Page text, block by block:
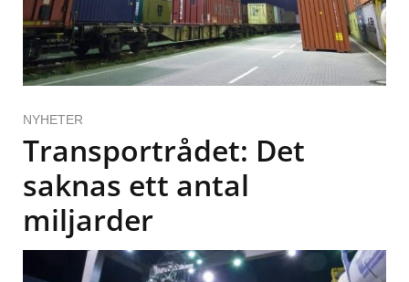
NYHETER
Transportrådet: Det
saknas ett antal
miljarder